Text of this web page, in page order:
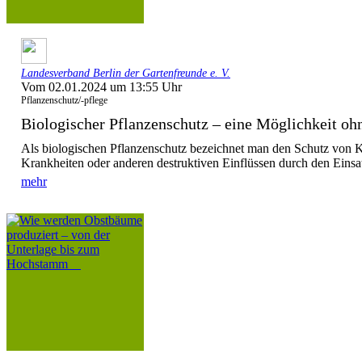
Landesverband Berlin der Gartenfreunde e. V.
Vom 02.01.2024 um 13:55 Uhr
Pflanzenschutz/-pflege
Biologischer Pflanzenschutz – eine Möglichkeit
Als biologischen Pflanzenschutz bezeichnet man den Schutz von
Krankheiten oder anderen destruktiven Einflüssen durch den
mehr